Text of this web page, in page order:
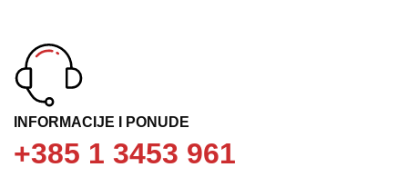
INFORMACIJE I PONUDE
+385 1 3453 961